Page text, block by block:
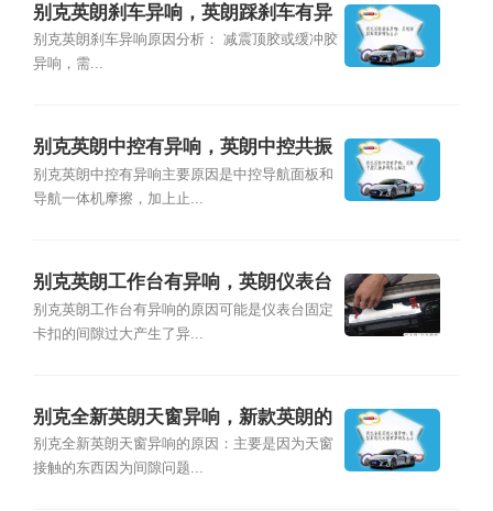
别克英朗刹车异响，英朗踩刹车有异
响怎么办
别克英朗刹车异响原因分析： 减震顶胶或缓冲胶
异响，需...
别克英朗中控有异响，英朗中控共振
异响怎么解决
别克英朗中控有异响主要原因是中控导航面板和
导航一体机摩擦，加上止...
别克英朗工作台有异响，英朗仪表台
异响怎么解决
别克英朗工作台有异响的原因可能是仪表台固定
卡扣的间隙过大产生了异...
别克全新英朗天窗异响，新款英朗的
天窗有异响怎么办
别克全新英朗天窗异响的原因：主要是因为天窗
接触的东西因为间隙问题...